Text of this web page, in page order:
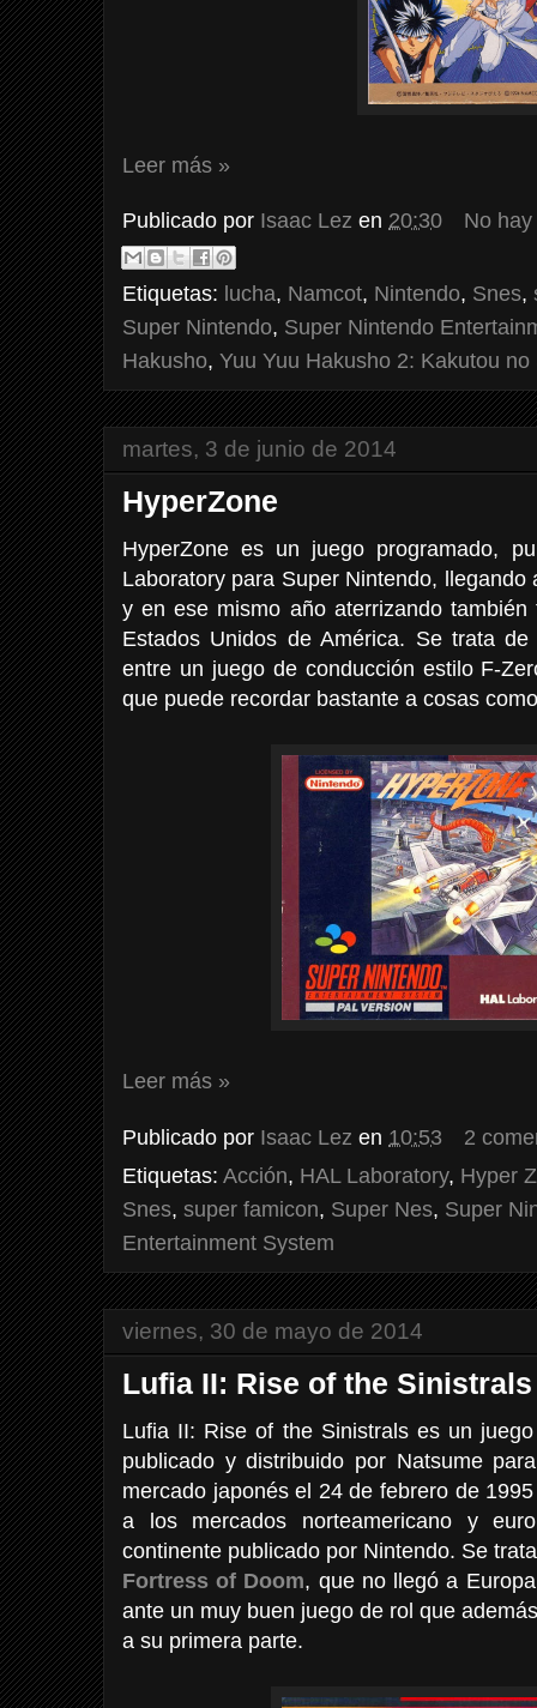
Leer más »
Publicado por Isaac Lez en 20:30 No
Etiquetas: lucha, Namcot, Nintendo, Snes,
Super Nintendo, Super Nintendo
Hakusho, Yuu Yuu Hakusho 2: Kakutou no
martes, 3 de junio de 2014
HyperZone
HyperZone es un juego programado,
Laboratory para Super Nintendo,
y en ese mismo año aterrizando
Estados Unidos de América. Se trata
entre un juego de conducción estilo F-
que puede recordar bastante a cosas
Leer más »
Publicado por Isaac Lez en 10:53
2
Etiquetas: Acción, HAL Laboratory, Hyper
Snes, super famicon, Super Nes, Super
Entertainment System
viernes, 30 de mayo de 2014
Lufia II: Rise of the Sinistrals
Lufia II: Rise of the Sinistrals es un
publicado y distribuido por Natsume
mercado japonés el 24 de febrero de
a los mercados norteamericano y
continente publicado por Nintendo. Se
Fortress of Doom, que no llegó a
ante un muy buen juego de rol que
a su primera parte.